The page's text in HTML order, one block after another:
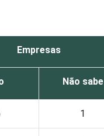
Empresas
Não sabe
1